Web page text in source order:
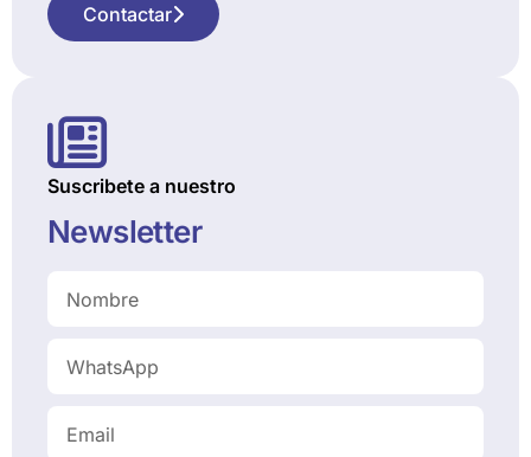
Contactar
Suscribete a nuestro
Newsletter